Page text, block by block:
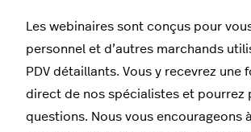
Les webinaires sont conçus pour
personnel et d’autres marchands
PDV détaillants. Vous y recevrez une
direct de nos spécialistes et pourrez
questions. Nous vous encourageons